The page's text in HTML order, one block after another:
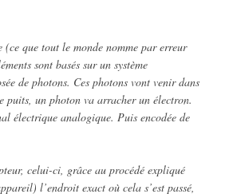
(ce que tout le monde nomme par erreur
sont basés sur un système
de photons. Ces photons vont venir dans
puits, un photon va arracher un électron.
électrique analogique. Puis encodée de
celui-ci, grâce au procédé expliqué
l’endroit exact où cela s’est passé,